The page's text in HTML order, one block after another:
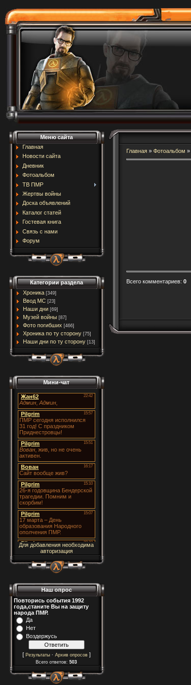
Меню сайта
Главная
Новости сайта
Дневник
Фотоальбом
ТВ ПМР
Жертвы войны
Доска объявлений
Каталог статей
Гостевая книга
Связь с нами
Форум
Категории раздела
Хроника [349]
Ввод МC [23]
Наши дни [69]
Музей войны [87]
Фото погибших [466]
Хроника по ту сторону [75]
Наши дни по ту сторону [13]
Мини-чат
Для добавления необходима
авторизация
Наш опрос
Повторись события 1992
года,станите Вы на защиту
народа ПМР.
Да
Нет
Воздержусь
[ Результаты· Архив опросов]
Всего ответов: 503
Главная » Фотоальбом »
Всего комментариев: 0